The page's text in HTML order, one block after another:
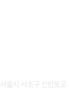
서울시 서초구 신반포